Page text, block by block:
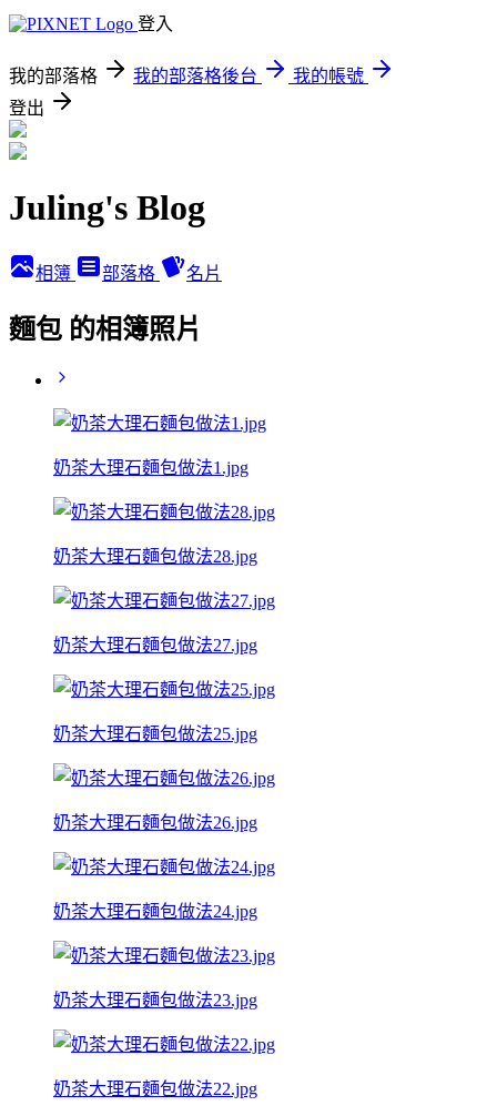
登入
我的部落格 我的部落格後台
我的帳號
登出
Juling's Blog
相簿 部落格 名片
麵包 的相簿照片
奶茶大理石麵包做法1.jpg
奶茶大理石麵包做法28.jpg
奶茶大理石麵包做法27.jpg
奶茶大理石麵包做法25.jpg
奶茶大理石麵包做法26.jpg
奶茶大理石麵包做法24.jpg
奶茶大理石麵包做法23.jpg
奶茶大理石麵包做法22.jpg